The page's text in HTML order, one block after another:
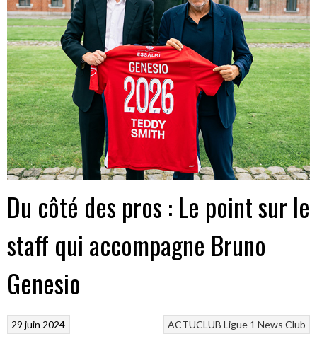
Du côté des pros : Le point sur le
staff qui accompagne Bruno
Genesio
ACTUCLUB Ligue 1 News Club
29 juin 2024